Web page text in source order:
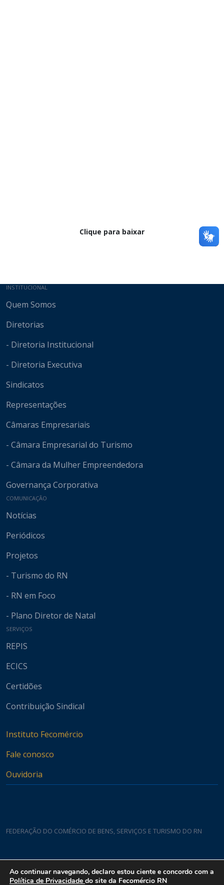
Clique para baixar
Mapa do site
INSTITUCIONAL
Quem Somos
Diretorias
- Diretoria Institucional
- Diretoria Executiva
Sindicatos
Representações
Câmaras Empresariais
- Câmara Empresarial do Turismo
- Câmara da Mulher Empreendedora
Governança Corporativa
COMUNICAÇÃO
Notícias
Periódicos
Projetos
- Turismo do RN
- RN em Foco
- Plano Diretor de Natal
SERVIÇOS
REPIS
ECICS
Certidões
Contribuição Sindical
Instituto Fecomércio
Fale conosco
Ouvidoria
FEDERAÇÃO DO COMÉRCIO DE BENS, SERVIÇOS E TURISMO DO RN
Rua Padre João Damasceno, 1935 - Lagoa Nova CEP 59075-760
Ao continuar navegando, declaro estou ciente e concordo com a
Política de Privacidade do site da Fecomércio RN